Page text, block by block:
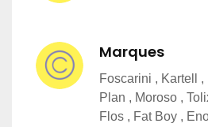
Marques
Foscarini , Kartell
Plan , Moroso ,
Flos , Fat Boy ,